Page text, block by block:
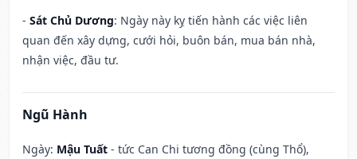
- Sát Chủ Dương: Ngày này kỵ tiến hành các việc liên
quan đến xây dựng, cưới hỏi, buôn bán, mua bán nhà,
nhận việc, đầu tư.
Ngũ Hành
Ngày: Mậu Tuất - tức Can Chi tương đồng (cùng Thổ),